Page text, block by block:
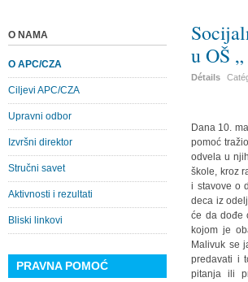
u OŠ
Détails
Dana 10.
pomoć
odvela u
škole, kroz
i stavove o
deca iz
će da dođe
kojom je
Malivuk se
predavati i
pitanja ili
O NAMA
O APC/CZA
Ciljevi APC/CZA
Upravni odbor
Izvršni direktor
Stručni savet
Aktivnosti i rezultati
Bliski linkovi
PRAVNA POMOĆ